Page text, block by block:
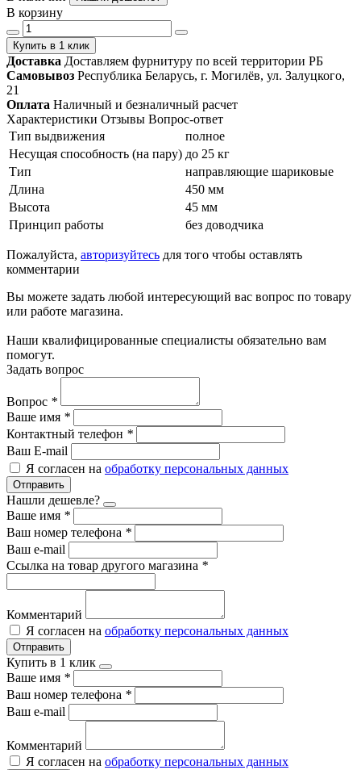
В корзину
Купить в 1 клик
Доставка Доставляем фурнитуру по всей территории РБ
Самовывоз Республика Беларусь, г. Могилёв, ул. Залуцкого,
21
Оплата Наличный и безналичный расчет
Характеристики Отзывы Вопрос-ответ
Тип выдвижения
полное
Несущая способность (на пару) до 25 кг
Тип
направляющие шариковые
Длина
450 мм
Высота
45 мм
Принцип работы
без доводчика
Пожалуйста, авторизуйтесь для того чтобы оставлять
комментарии
Вы можете задать любой интересующий вас вопрос по товару
или работе магазина.
Наши квалифицированные специалисты обязательно вам
помогут.
Задать вопрос
Вопрос *
Ваше имя *
Контактный телефон *
Ваш E-mail
Я согласен на обработку персональных данных
Отправить
Нашли дешевле?
Ваше имя *
Ваш номер телефона *
Ваш e-mail
Ссылка на товар другого магазина *
Комментарий
Я согласен на обработку персональных данных
Отправить
Купить в 1 клик
Ваше имя *
Ваш номер телефона *
Ваш e-mail
Комментарий
Я согласен на обработку персональных данных